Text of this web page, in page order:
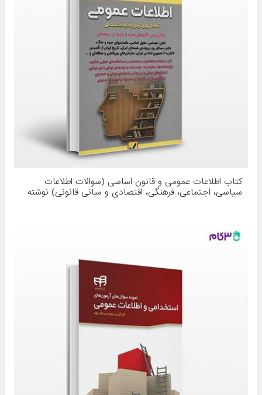
کتاب اطلاعات عمومی و قانون اساسی (سوالات اطلاعات
سیاسی، اجتماعی، فرهنگی، اقتصادی و مبانی قانونی) نوشته